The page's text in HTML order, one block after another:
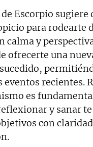
Escorpio sugiere
para rodearte
calma y
ofrecerte una
recientes.
es
y sanar te
con